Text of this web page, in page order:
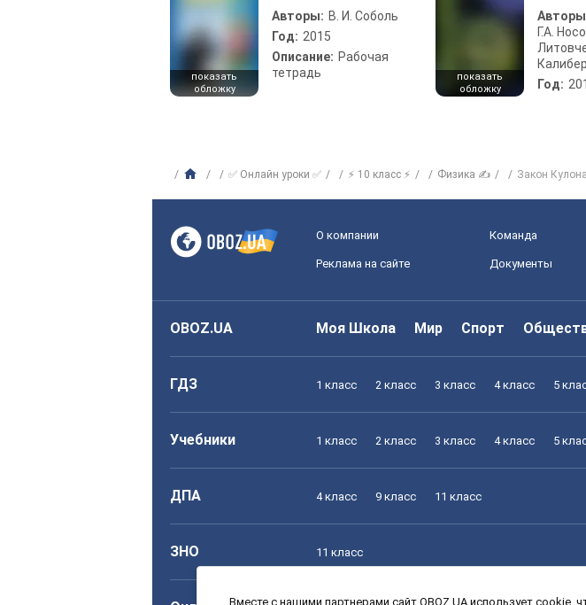
показать
обложку
Авторы: В. И. Соболь
Год: 2015
Описание: Рабочая
тетрадь
показать
обложку
Г.А.
Год:
✅ Онлайн уроки ✅ ⚡ 10 класс ⚡ Физика ✍ Закон Кулона
О компании Команда
Реклама на сайте Документы
OBOZ.UA Моя Школа Мир Спорт
ГДЗ 1 класс 2 класс 3 класс 4 класс 5
Учебники 1 класс 2 класс 3 класс 4 класс 5
ДПА 4 класс 9 класс 11 класс
ЗНО 11 класс
Вместе с нашими партнерами сайт OBOZ.UA использует cookie,